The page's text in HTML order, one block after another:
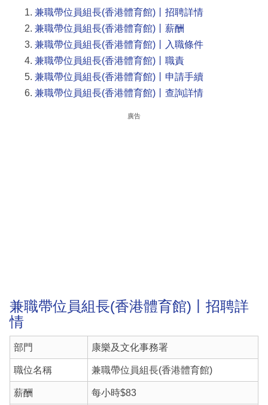
兼職帶位員組長(香港體育館)丨招聘詳情
兼職帶位員組長(香港體育館)丨薪酬
兼職帶位員組長(香港體育館)丨入職條件
兼職帶位員組長(香港體育館)丨職責
兼職帶位員組長(香港體育館)丨申請手續
兼職帶位員組長(香港體育館)丨查詢詳情
廣告
兼職帶位員組長(香港體育館)丨招聘詳
情
部門 康樂及文化事務署
職位名稱 兼職帶位員組長(香港體育館)
薪酬 每小時$83